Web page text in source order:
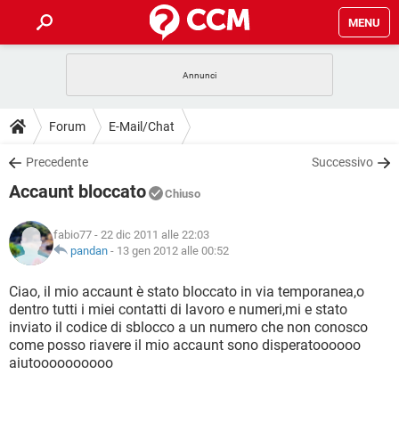
MENU
INTRATTENIMENTO
iOS
INSTAGRAM
TIKTOK
HARDWARE
GUIDE
COVID-19
INSTAGRAM
TIKTOK
HARDWARE
DOWNLOAD
COVID-19
INTRATTENIMENTO
iOS WINDOWS 10
INSTAGRAM WHATSAPP
TIKTOK FACEBOOK
HARDWARE
COVID-19
INTRATTENIMENTO
iOS WINDOWS 10
INSTAGRAM WHATSAPP
TIKTOK
GLOSSARIO
COVID-19 GAMING
INTRATTENIMENTO ANDROID
iOS WINDOWS 10
Forum E-Mail/Chat
Precedente Successivo
Accaunt bloccato Chiuso
fabio77 - 22 dic 2011 alle 22:03
pandan - 13 gen 2012 alle 00:52
Ciao, il mio accaunt è stato bloccato in via temporanea,o
dentro tutti i miei contatti di lavoro e numeri,mi e stato
inviato il codice di sblocco a un numero che non conosco
come posso riavere il mio accaunt sono disperatoooooo
aiutoooooooooo